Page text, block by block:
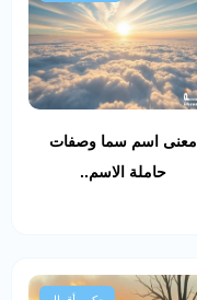
معنى اسم سما وصفات
حاملة الاسم..